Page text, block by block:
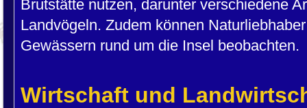
Brutstätte nutzen, darunter verschiedene
Landvögeln. Zudem können
Gewässern rund um die Insel beobachten.
Wirtschaft und